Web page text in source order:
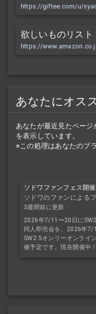
https://giftee.com/u/
欲しいものリスト
https://
あなたにオス
あなたが最近見たペー
を表示しています。
※この処理はあなたのブ
ソドワファンフェス開催
ソドワのファンによる
り！
3週間前に更新
2026年7/11〜20日に
同人即売会を、2026年
SW2.5オンリーオンライ
催予定です。現在開催中